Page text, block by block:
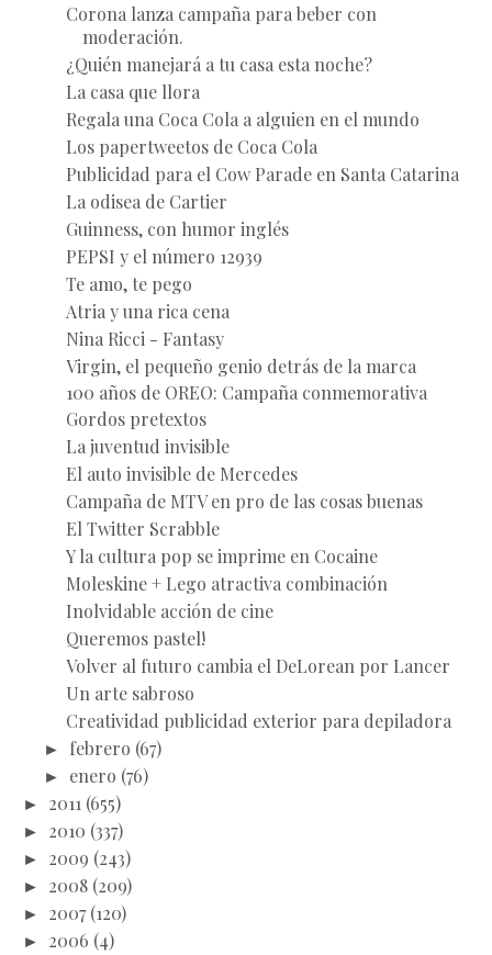
Corona lanza campaña para beber con
moderación.
¿Quién manejará a tu casa esta noche?
La casa que llora
Regala una Coca Cola a alguien en el mundo
Los papertweetos de Coca Cola
Publicidad para el Cow Parade en Santa Catarina
La odisea de Cartier
Guinness, con humor inglés
PEPSI y el número 12939
Te amo, te pego
Atria y una rica cena
Nina Ricci - Fantasy
Virgin, el pequeño genio detrás de la marca
100 años de OREO: Campaña conmemorativa
Gordos pretextos
La juventud invisible
El auto invisible de Mercedes
Campaña de MTV en pro de las cosas buenas
El Twitter Scrabble
Y la cultura pop se imprime en Cocaine
Moleskine + Lego atractiva combinación
Inolvidable acción de cine
Queremos pastel!
Volver al futuro cambia el DeLorean por Lancer
Un arte sabroso
Creatividad publicidad exterior para depiladora
► febrero (67)
► enero (76)
► 2011 (655)
► 2010 (337)
► 2009 (243)
► 2008 (209)
► 2007 (120)
► 2006 (4)